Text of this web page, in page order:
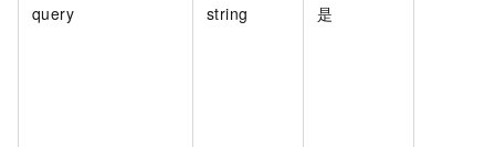
query string 是